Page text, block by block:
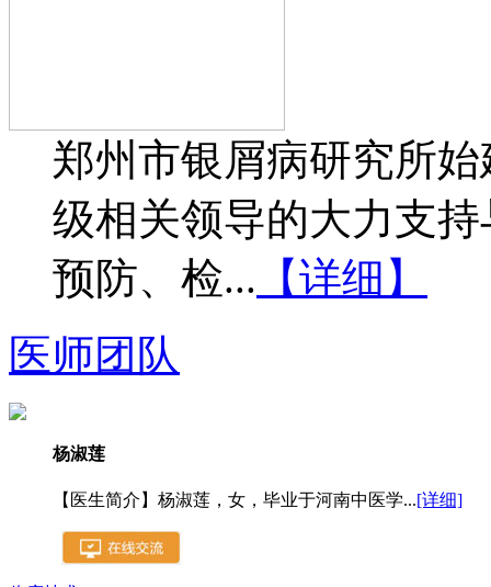
郑州市银屑病研究所
级相关领导的大力支
预防、检... 【详细】
医师团队
杨淑莲
【医生简介】杨淑莲，女，毕业于河南中医学...[详细]